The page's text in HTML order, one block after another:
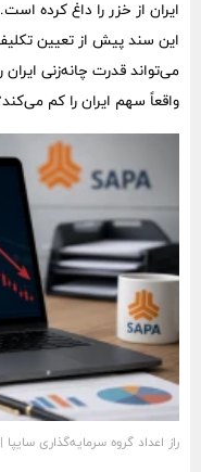
ایران از خزر را داغ کرده
این سند پیش از تعیین
می‌تواند قدرت چانه‌زنی
واقعاً سهم ایران را کم
راز اعداد گروه سرمایه‌گذاری سایپا |